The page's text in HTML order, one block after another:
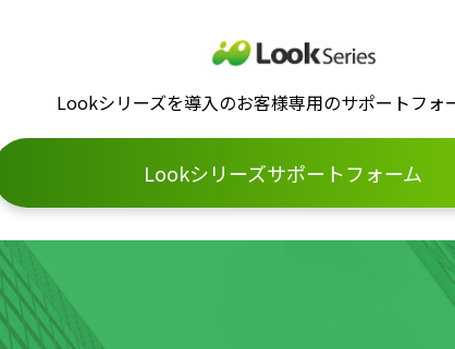
Lookシリーズを導入のお客様専用のサポートフォ
Lookシリーズサポートフォーム